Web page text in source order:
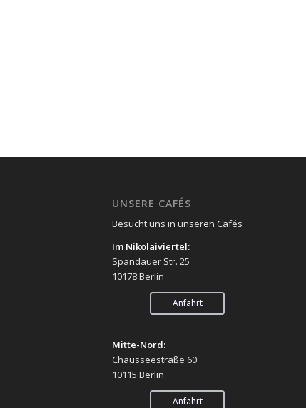
UNSERE CAFÉS
Besucht uns in unseren Cafés
Im Nikolaiviertel:
Spandauer Str. 25
10178 Berlin
Anfahrt
Mitte-Nord:
Chausseestraße 60
10115 Berlin
Anfahrt